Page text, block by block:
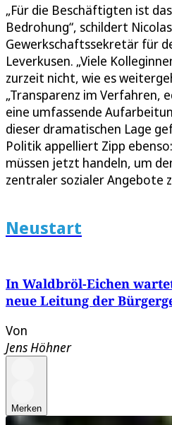
„Für die Beschäftigten ist
Bedrohung“, schildert
Gewerkschaftssekretär für
Leverkusen. „Viele
zurzeit nicht, wie es
„Transparenz im Verfahren,
eine umfassende
dieser dramatischen Lage
Politik appelliert Zipp
müssen jetzt handeln, um
zentraler sozialer Angebote
Neustart
In Waldbröl-Eichen
neue Leitung der
Von
Jens Höhner
Merken